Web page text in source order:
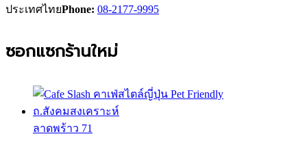
ประเทศไทยPhone: 08-2177-9995
ซอกแซกร้านใหม่
ลาดพร้าว 71